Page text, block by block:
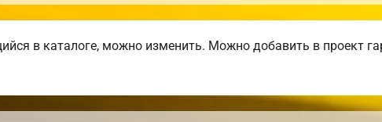
в каталоге, можно изменить. Можно добавить в проект